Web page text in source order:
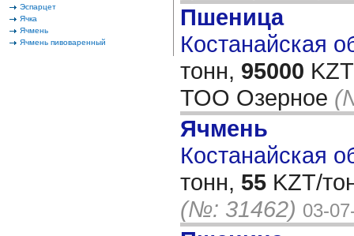
Эспарцет
Ячка
Ячмень
Ячмень пивоваренный
Пшеница
Костанайская
тонн, 95000
ТОО Озерное
Ячмень
Костанайская
тонн, 55 KZT/
(№: 31462) 03-